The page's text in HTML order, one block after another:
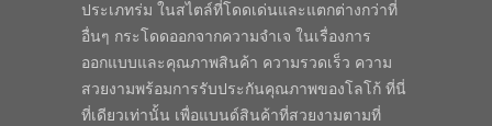
ประเภทร่ม ในสไตล์ที่โดดเด่นและแตกต่างกว่าที่
อื่นๆ กระโดดออกจากความจำเจ ในเรื่องการ
ออกแบบและคุณภาพสินค้า ความรวดเร็ว ความ
สวยงามพร้อมการรับประกันคุณภาพของโลโก้ ที่นี่
ที่เดียวเท่านั้น เพื่อแบนด์สินค้าที่สวยงามตามที่